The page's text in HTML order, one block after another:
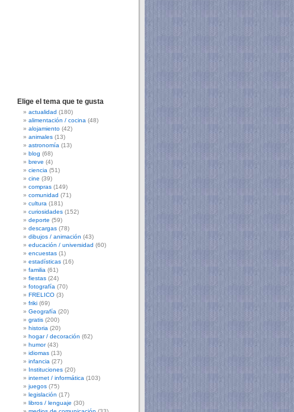
Elige el tema que te gusta
actualidad (180)
alimentación / cocina (48)
alojamiento (42)
animales (13)
astronomía (13)
blog (68)
breve (4)
ciencia (51)
cine (39)
compras (149)
comunidad (71)
cultura (181)
curiosidades (152)
deporte (59)
descargas (78)
dibujos / animación (43)
educación / universidad (60)
encuestas (1)
estadísticas (16)
familia (61)
fiestas (24)
fotografía (70)
FRELICO (3)
friki (69)
Geografía (20)
gratis (200)
historia (20)
hogar / decoración (62)
humor(43)
idiomas (13)
infancia (27)
Instituciones (20)
internet / informática (103)
juegos (75)
legislación (17)
libros / lenguaje (30)